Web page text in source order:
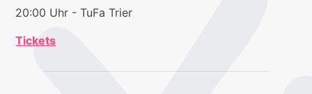
20:00 Uhr - TuFa Trier
Tickets